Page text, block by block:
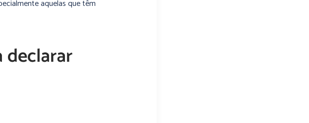
aquelas que têm
declarar